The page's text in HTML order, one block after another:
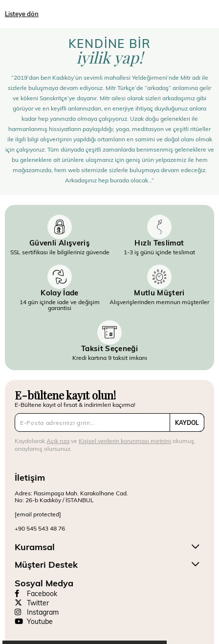
Listeye dön
KENDİNE BİR
iyilik yap!
“2019’dan beri Kadıköy’ün sevimli mahallesi Yeldeğirmeni’nde Mitr adı ile
sizlerle buluşmaya devam ediyoruz. Mitr Türkçe’de “arkadaş” anlamına gelir
ve kökeni Sanskritçe’ye dayanır. Mitr ailesi olarak sizleri arkadaşımız gibi
görüyor ve en keyifli anlarınızdan, en enerjiye ihtiyaç duyduğunuz anlara
kadar hep yanınızda olmaya çalışıyoruz. Uzak doğu gelenekleri ile
harmanlanmış hissiyatların paylaşıldığı; yoga, meditasyon ve çeşitli ritüeller
ile ilgili bilgi alışverişinin yapıldığı ortamların en samimi ve doğal olanı olmak
için çalışıyoruz. Tüm dünyada çeşitli zamanlarda benimsenmiş geleneklere ve
bu geleneklere ait ürünlere ulaşmanız için geniş ürün yelpazemiz ile hem
mağazamızda, hem web sitemizde sizlerle buluşmaya devam edeceğiz.
Arkadaşınız hep burada olacak…”
Güvenli Alışveriş
SSL sertifikası ile bilgileriniz güvende
Hızlı Teslimat
1-3 iş günü içinde teslimat
Kolay İade
14 gün içinde iade ve değişim
garantisi
Mutlu Müşteri
Alışverişlerinden memnun müşteriler
Taksit Seçeneği
Kredi kartına 9 taksit imkanı
E-bültene kayıt olun!
E-Bültene kayıt ol fırsat & indirimleri kaçırma!
KAYDOL
Kaydolarak Açık rızave Kişisel verilerin korunması metnini okumuş,
onaylamış olursunuz.
İletişim
Adres: Rasimpaşa Mah. Karakolhane Cad.
No: 26-b Kadıköy / İSTANBUL
[email protected]
+90 545 543 48 76
Kuramsal
Müşteri Destek
Sosyal Medya
Facebook
Twitter
Instagram
Youtube